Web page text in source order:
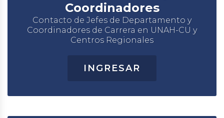
Coordinadores
Contacto de Jefes de Departamento y
Coordinadores de Carrera en UNAH-CU y
Centros Regionales
INGRESAR